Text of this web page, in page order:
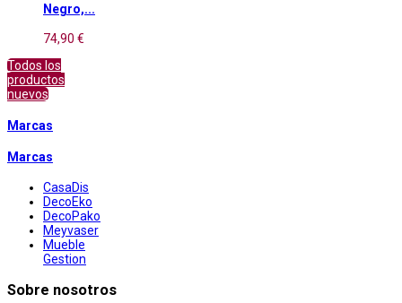
Negro,...
74,90 €
Todos los
productos
nuevos
Marcas
Marcas
CasaDis
DecoEko
DecoPako
Meyvaser
Mueble
Gestion
Sobre nosotros